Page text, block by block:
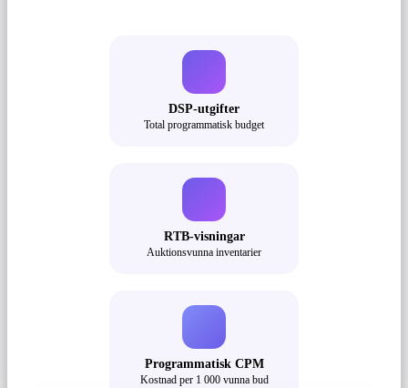
DSP-utgifter
Total programmatisk budget
RTB-visningar
Auktionsvunna inventarier
Programmatisk CPM
Kostnad per 1 000 vunna bud